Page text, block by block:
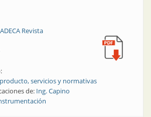
Revista
servicios y normativas
de: Ing. Capino